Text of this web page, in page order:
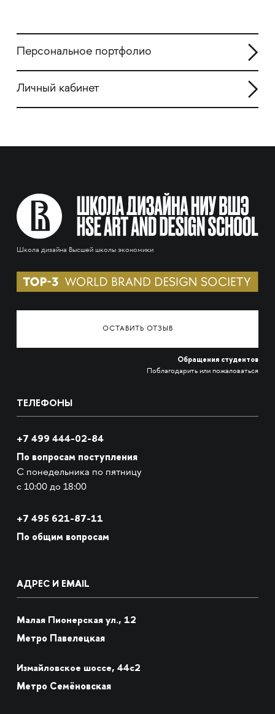
Персональное портфолио
Личный кабинет
Школа дизайна Высшей школы экономики
ОСТАВИТЬ ОТЗЫВ
Обращения студентов
Поблагодарить или пожаловаться
ТЕЛЕФОНЫ
+7 499 444-02-84
По вопросам поступления
С понедельника по пятницу
с 10:00 до 18:00
+7 495 621-87-11
По общим вопросам
АДРЕС И EMAIL
Малая Пионерская ул., 12
Метро Павелецкая
Измайловское шоссе, 44с2
Метро Семёновская